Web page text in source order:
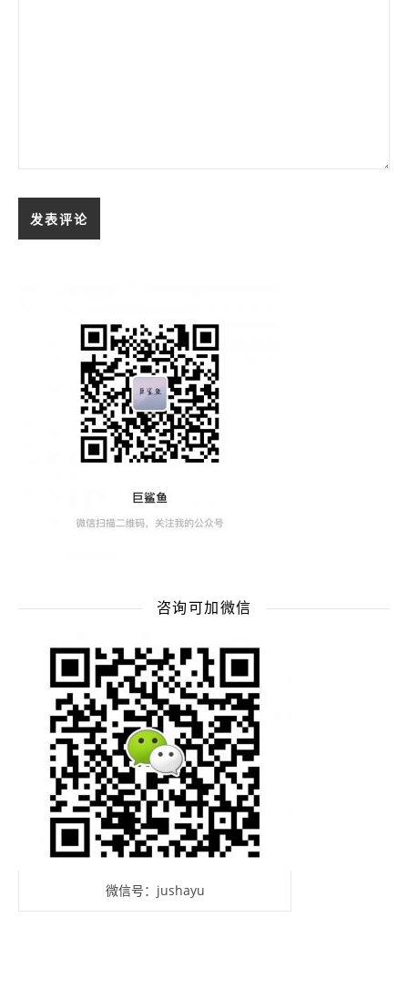
咨询可加微信
微信号：jushayu